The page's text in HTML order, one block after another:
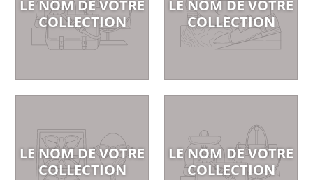
LE NOM DE VOTRE
COLLECTION
LE NOM DE VOTRE
COLLECTION
LE NOM DE VOTRE
COLLECTION
LE NOM DE VOTRE
COLLECTION